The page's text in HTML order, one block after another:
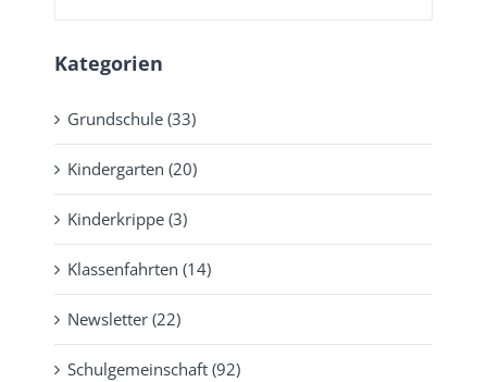
Kategorien
Grundschule (33)
Kindergarten (20)
Kinderkrippe (3)
Klassenfahrten (14)
Newsletter (22)
Schulgemeinschaft (92)